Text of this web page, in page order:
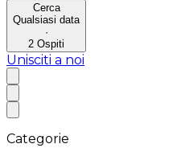
Cerca
Qualsiasi data
·
2 Ospiti
Unisciti a noi
Categorie